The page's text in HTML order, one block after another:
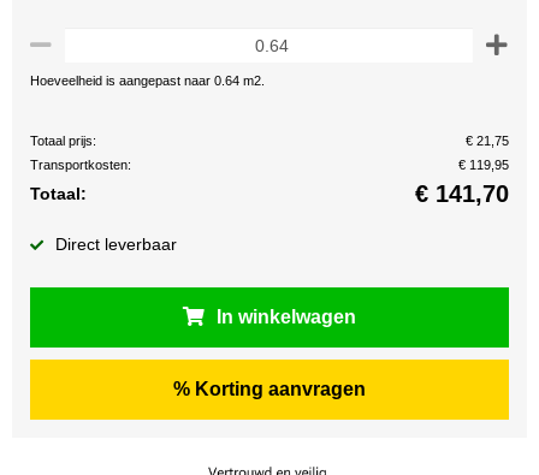
Hoeveelheid is aangepast naar 0.64 m2.
Totaal prijs:
€ 21,75
Transportkosten:
€ 119,95
Totaal: € 141,70
Direct leverbaar
In winkelwagen
% Korting aanvragen